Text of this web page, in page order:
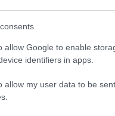
allow Google to enable
identifiers in apps.
allow my user data to be
közel
De a
a Roxfort